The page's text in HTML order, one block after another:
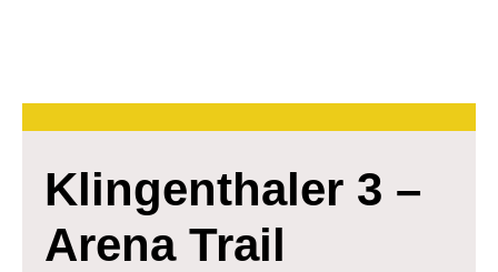
Klingenthaler 3 –
Arena Trail